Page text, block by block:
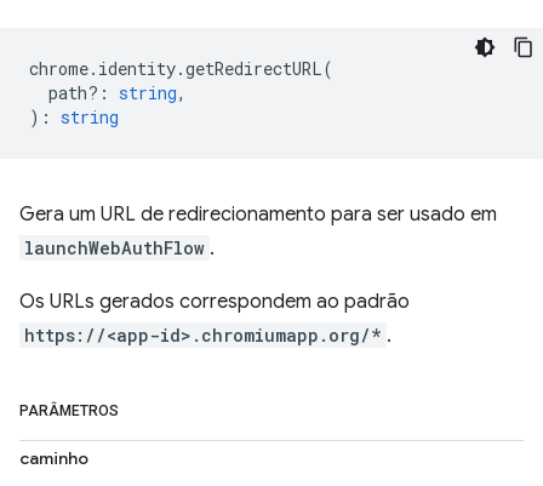
chrome. identity.getRedirectURL(
path? : string,
) : string
Gera um URL de redirecionamento para ser usado em
launchWebAuthFlow .
Os URLs gerados correspondem ao padrão
https://<app-id>.chromiumapp.org/* .
PARÂMETROS
caminho